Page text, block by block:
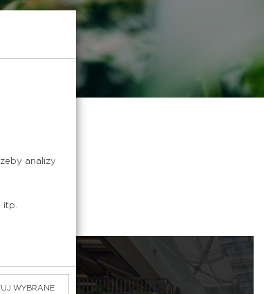
analizy
itp.
WYBRANE